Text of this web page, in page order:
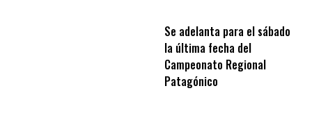
Se adelanta para el sábado
la última fecha del
Campeonato Regional
Patagónico